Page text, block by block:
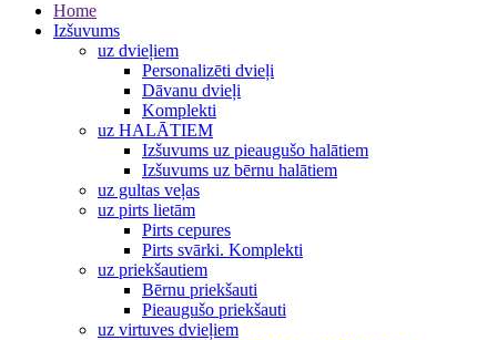
Home
Izšuvums
uz dvieļiem
Personalizēti dvieļi
Dāvanu dvieļi
Komplekti
uz HALĀTIEM
Izšuvums uz pieaugušo halātiem
Izšuvums uz bērnu halātiem
uz gultas veļas
uz pirts lietām
Pirts cepures
Pirts svārki. Komplekti
uz priekšautiem
Bērnu priekšauti
Pieaugušo priekšauti
uz virtuves dvieļiem